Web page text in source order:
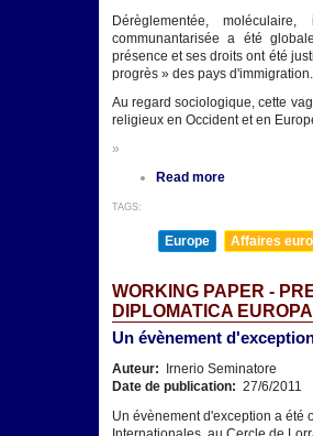
Dérèglementée,
communantarisée a été
présence et ses droits ont été
progrès » des pays d'immigration.
Au regard sociologique, cette
religieux en Occident et en
»
Read more
TAGS:
Europe Affaires
WORKING PAPER -
DIPLOMATICA
Un évènement
Auteur:
Irnerio Seminatore
Date de publication: 27/6/2011
Un évènement d'exception a été